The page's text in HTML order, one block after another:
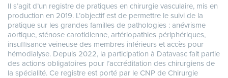
Il s’agit d’un registre de pratiques en chirurgie vasculaire, mis en
production en 2019. L’objectif est de permettre le suivi de la
pratique sur les grandes familles de pathologies : anévrisme
aortique, sténose carotidienne, artériopathies périphériques,
insuffisance veineuse des membres inférieurs et accès pour
hémodialyse. Depuis 2022, la participation à Datavasc fait partie
des actions obligatoires pour l’accréditation des chirurgiens de
la spécialité. Ce registre est porté par le CNP de Chirurgie